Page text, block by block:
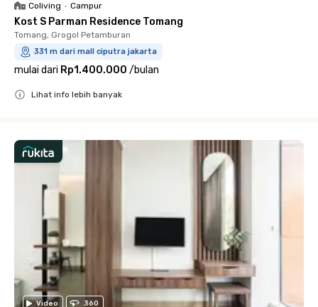
Coliving • Campur
Kost S Parman Residence Tomang
Tomang, Grogol Petamburan
331 m dari mall ciputra jakarta
mulai dari Rp1.400.000 /bulan
Lihat info lebih banyak
Video 360